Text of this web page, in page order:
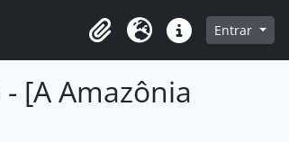
Área de Transferência
Idioma Atalhos Entrar
[A Amazônia